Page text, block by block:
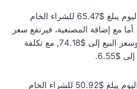
سعر الذهب عيار 18 اليوم يبلغ $65.47 للشراء الخام
الخام. أما مع إضافة المصنعية، فيرتفع سعر
الشراء إلى $72.02 وسعر البيع إلى $74.18, مع تكلفة
$6.55.
سعر الذهب عيار 14 اليوم يبلغ $50.92 للشراء الخام